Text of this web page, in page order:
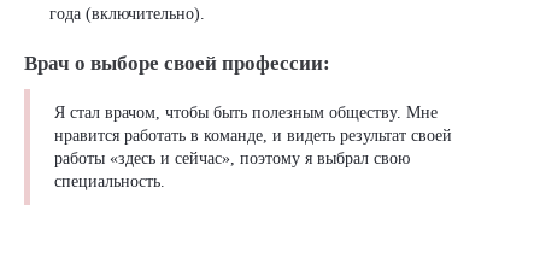
года (включительно).
Врач о выборе своей профессии:
Я стал врачом, чтобы быть полезным обществу. Мне
нравится работать в команде, и видеть результат своей
работы «здесь и сейчас», поэтому я выбрал свою
специальность.